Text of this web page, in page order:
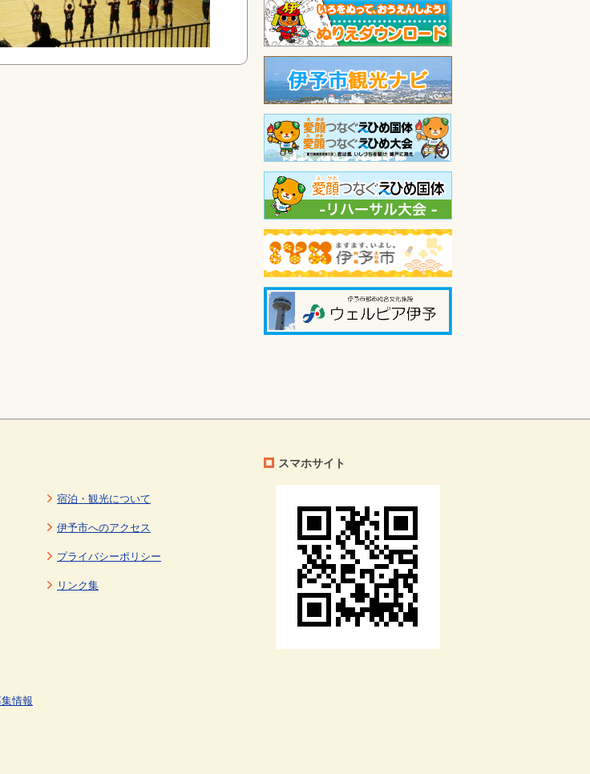
情報
宿泊・観光について
伊予市へのアクセス
プライバシーポリシー
リンク集
スマホサイト